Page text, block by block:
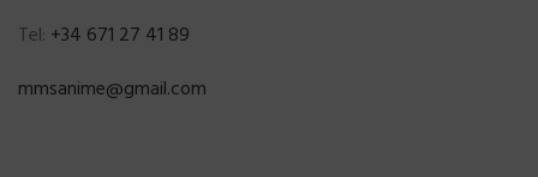
Tel: +34 671 27 41 89
mmsanime@gmail.com